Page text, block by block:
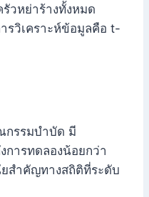
วหย่าร้างทั้งหมด
รวิเคราะห์ข้อมูลคือ t-
กรรมบำบัด มี
การทดลองน้อยกว่า
สำคัญทางสถิติที่ระดับ